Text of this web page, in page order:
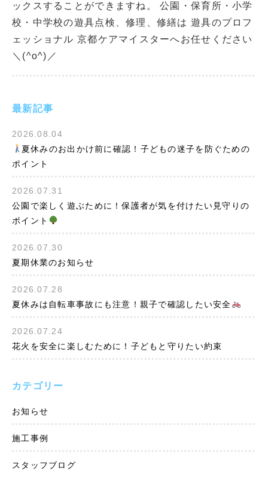
最新記事
2026.08.04
夏休みのお出かけ前に確認！子どもの迷子を防ぐための
ポイント
2026.07.31
公園で楽しく遊ぶために！保護者が気を付けたい見守りの
ポイント
2026.07.30
夏期休業のお知らせ
2026.07.28
夏休みは自転車事故にも注意！親子で確認したい安全
2026.07.24
花火を安全に楽しむために！子どもと守りたい約束
カテゴリー
お知らせ
施工事例
スタッフブログ
ックスすることができますね。 公園・保育所・小学
校・中学校の遊具点検、修理、修繕は 遊具のプロフ
ェッショナル 京都ケアマイスターへお任せください
＼(^o^)／